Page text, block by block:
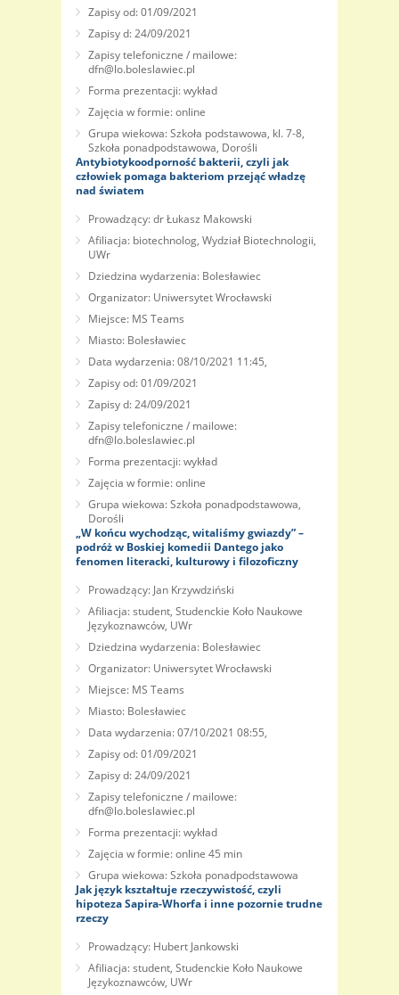
Zapisy od: 01/09/2021
Zapisy d: 24/09/2021
Zapisy telefoniczne / mailowe:
dfn@lo.boleslawiec.pl
Forma prezentacji: wykład
Zajęcia w formie: online
Grupa wiekowa: Szkoła podstawowa, kl. 7-8,
Szkoła ponadpodstawowa, Dorośli
Antybiotykoodporność bakterii, czyli jak
człowiek pomaga bakteriom przejąć władzę
nad światem
Prowadzący: dr Łukasz Makowski
Afiliacja: biotechnolog, Wydział Biotechnologii,
UWr
Dziedzina wydarzenia: Bolesławiec
Organizator: Uniwersytet Wrocławski
Miejsce: MS Teams
Miasto: Bolesławiec
Data wydarzenia: 08/10/2021 11:45,
Zapisy od: 01/09/2021
Zapisy d: 24/09/2021
Zapisy telefoniczne / mailowe:
dfn@lo.boleslawiec.pl
Forma prezentacji: wykład
Zajęcia w formie: online
Grupa wiekowa: Szkoła ponadpodstawowa,
Dorośli
„W końcu wychodząc, witaliśmy gwiazdy” –
podróż w Boskiej komedii Dantego jako
fenomen literacki, kulturowy i filozoficzny
Prowadzący: Jan Krzywdziński
Afiliacja: student, Studenckie Koło Naukowe
Językoznawców, UWr
Dziedzina wydarzenia: Bolesławiec
Organizator: Uniwersytet Wrocławski
Miejsce: MS Teams
Miasto: Bolesławiec
Data wydarzenia: 07/10/2021 08:55,
Zapisy od: 01/09/2021
Zapisy d: 24/09/2021
Zapisy telefoniczne / mailowe:
dfn@lo.boleslawiec.pl
Forma prezentacji: wykład
Zajęcia w formie: online 45 min
Grupa wiekowa: Szkoła ponadpodstawowa
Jak język kształtuje rzeczywistość, czyli
hipoteza Sapira-Whorfa i inne pozornie trudne
rzeczy
Prowadzący: Hubert Jankowski
Afiliacja: student, Studenckie Koło Naukowe
Językoznawców, UWr